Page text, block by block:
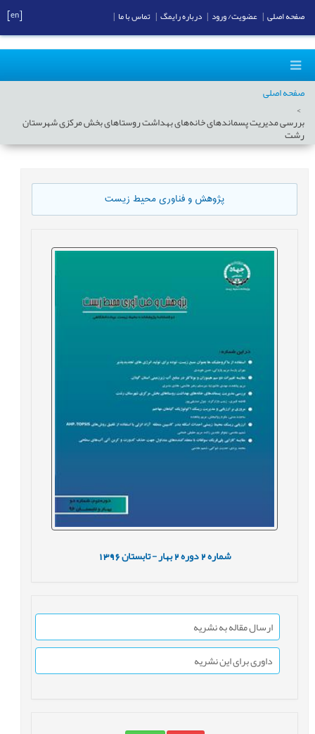
صفحه اصلی
بررسی مدیریت پسماندهای خانه‌های بهداشت روستاهای بخش مرکزی شهرستان
رشت
پژوهش و فناوری محیط زیست
شماره2 دوره2 بهار - تابستان1396
ارسال مقاله به نشریه
داوری برای این نشریه
صفحه اصلی عضویت/ ورود درباره رایمگ تماس با ما